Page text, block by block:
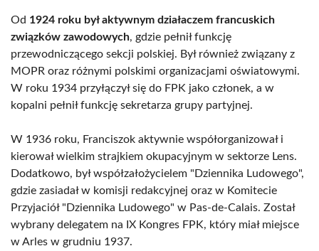
Od 1924 roku był aktywnym działaczem francuskich
związków zawodowych, gdzie pełnił funkcję
przewodniczącego sekcji polskiej. Był również związany z
MOPR oraz różnymi polskimi organizacjami oświatowymi.
W roku 1934 przyłączył się do FPK jako członek, a w
kopalni pełnił funkcję sekretarza grupy partyjnej.
W 1936 roku, Franciszok aktywnie współorganizował i
kierował wielkim strajkiem okupacyjnym w sektorze Lens.
Dodatkowo, był współzałożycielem "Dziennika Ludowego",
gdzie zasiadał w komisji redakcyjnej oraz w Komitecie
Przyjaciół "Dziennika Ludowego" w Pas-de-Calais. Został
wybrany delegatem na IX Kongres FPK, który miał miejsce
w Arles w grudniu 1937.